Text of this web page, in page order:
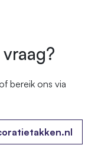
bereik ons ​​via